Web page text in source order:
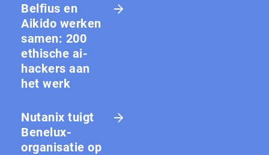
Belfius en
Aikido werken
samen: 200
ethische ai-
hackers aan
het werk
Nutanix tuigt
Benelux-
organisatie op